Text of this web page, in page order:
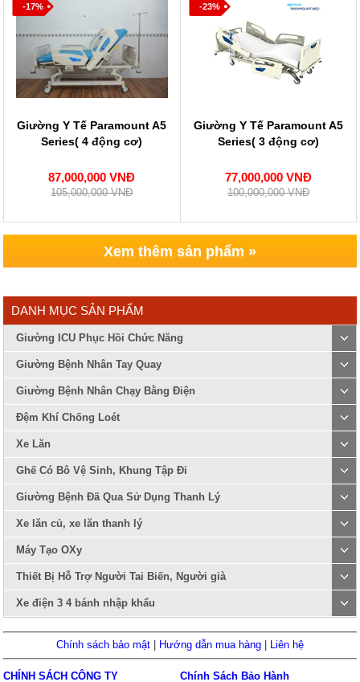
-17%
Giường Y Tế Paramount A5
Series( 4 động cơ)
87,000,000 VNĐ
105,000,000 VNĐ
-23%
Giường Y Tế Paramount A5
Series( 3 động cơ)
77,000,000 VNĐ
100,000,000 VNĐ
Xem thêm sản phẩm »
DANH MỤC SẢN PHẨM
Giường ICU Phục Hồi Chức Năng
Giường Bệnh Nhân Tay Quay
Giường Bệnh Nhân Chạy Bằng Điện
Đệm Khí Chống Loét
Xe Lăn
Ghế Có Bô Vệ Sinh, Khung Tập Đi
Giường Bệnh Đã Qua Sử Dụng Thanh Lý
Xe lăn củ, xe lăn thanh lý
Máy Tạo OXy
Thiết Bị Hỗ Trợ Người Tai Biến, Người già
Xe điện 3 4 bánh nhập khẩu
Chính sách bảo mật Hướng dẫn mua hàng Liên hệ
CHÍNH SÁCH CÔNG TY
Chính Sách Bảo Hành